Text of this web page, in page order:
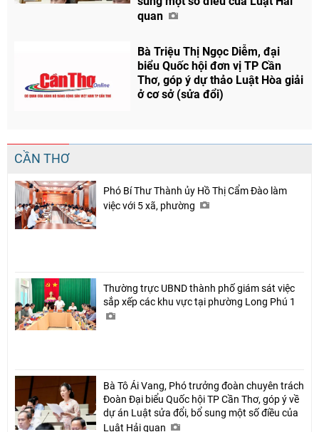
quan
Bà Triệu Thị Ngọc Diễm, đại
biểu Quốc hội đơn vị TP Cần
Thơ, góp ý dự thảo Luật Hòa giải
ở cơ sở (sửa đổi)
CẦN THƠ
Phó Bí Thư Thành ủy Hồ Thị Cẩm Đào làm
việc với 5 xã, phường
Thường trực UBND thành phố giám sát việc
sắp xếp các khu vực tại phường Long Phú 1
Bà Tô Ái Vang, Phó trưởng đoàn chuyên trách
Đoàn Đại biểu Quốc hội TP Cần Thơ, góp ý về
dự án Luật sửa đổi, bổ sung một số điều của
Luật Hải quan